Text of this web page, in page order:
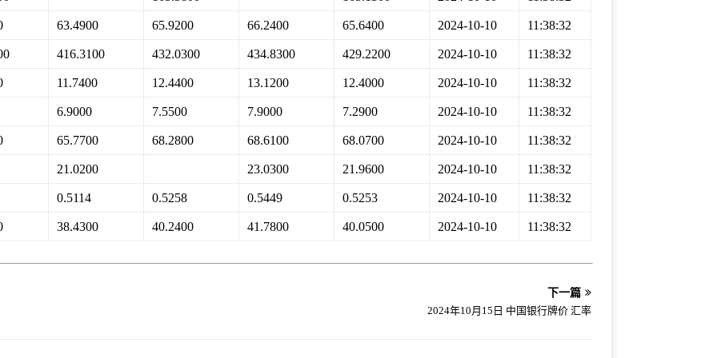
63.4900 65.9200 66.2400 65.6400 2024-10-10 11:38:32
416.3100 432.0300 434.8300 429.2200 2024-10-10 11:38:32
11.7400 12.4400 13.1200 12.4000 2024-10-10 11:38:32
6.9000 7.5500 7.9000 7.2900 2024-10-10 11:38:32
65.7700 68.2800 68.6100 68.0700 2024-10-10 11:38:32
21.0200 23.0300 21.9600 2024-10-10 11:38:32
0.5114 0.5258 0.5449 0.5253 2024-10-10 11:38:32
38.4300 40.2400 41.7800 40.0500 2024-10-10 11:38:32
下一篇
2024年10月15日 中国银行牌价 汇率